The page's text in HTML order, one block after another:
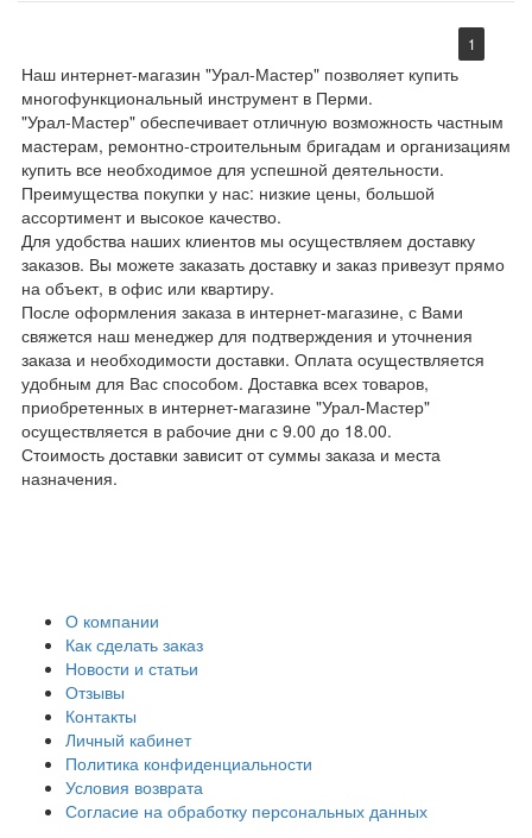
1
Наш интернет-магазин "Урал-Мастер" позволяет купить
многофункциональный инструмент в Перми.
"Урал-Мастер" обеспечивает отличную возможность частным
мастерам, ремонтно-строительным бригадам и организациям
купить все необходимое для успешной деятельности.
Преимущества покупки у нас: низкие цены, большой
ассортимент и высокое качество.
Для удобства наших клиентов мы осуществляем доставку
заказов. Вы можете заказать доставку и заказ привезут прямо
на объект, в офис или квартиру.
После оформления заказа в интернет-магазине, с Вами
свяжется наш менеджер для подтверждения и уточнения
заказа и необходимости доставки. Оплата осуществляется
удобным для Вас способом. Доставка всех товаров,
приобретенных в интернет-магазине "Урал-Мастер"
осуществляется в рабочие дни с 9.00 до 18.00.
Стоимость доставки зависит от суммы заказа и места
назначения.
О компании
Как сделать заказ
Новости и статьи
Отзывы
Контакты
Личный кабинет
Политика конфиденциальности
Условия возврата
Согласие на обработку персональных данных